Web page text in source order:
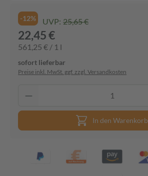
-12% UVP: 25,65 €
22,45 €
561,25 € / 1 l
sofort lieferbar
Preise inkl. MwSt. ggf. zzgl. Versandkosten
In den Warenkorb